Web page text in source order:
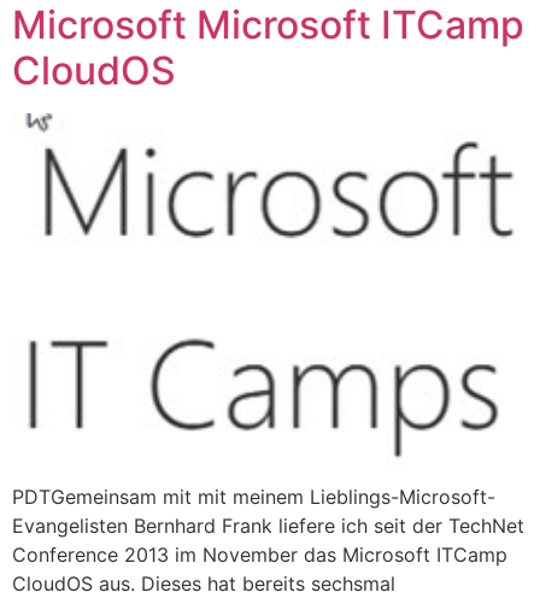
Microsoft Microsoft ITCamp
CloudOS
PDTGemeinsam mit mit meinem Lieblings-Microsoft-
Evangelisten Bernhard Frank liefere ich seit der TechNet
Conference 2013 im November das Microsoft ITCamp
CloudOS aus. Dieses hat bereits sechsmal